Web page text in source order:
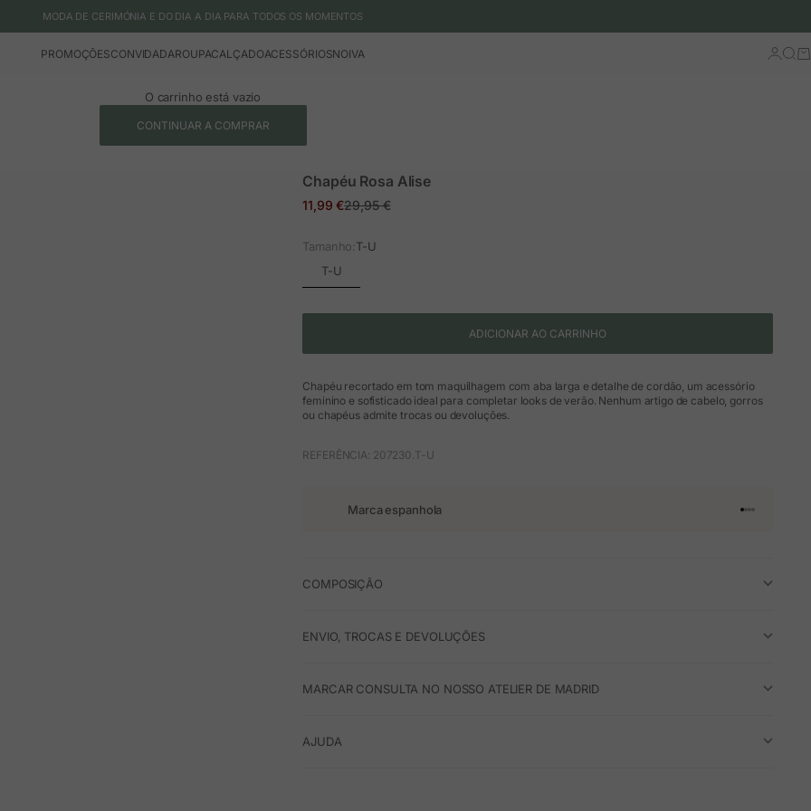
MODA DE CERIMÓNIA E DO DIA A DIA PARA TODOS OS MOMENTOS
PROMOÇÕESCONVIDADAROUPACALÇADOACESSÓRIOSNOIVA Iniciar
O carrinho está vazio
CONTINUAR A COMPRAR
Chapéu Rosa Alise
Preço em promoção
11,99 €Preço normal
29,95 €
Tamanho:T-U
T-U
ADICIONAR AO CARRINHO
Chapéu recortado em tom maquilhagem com aba larga e detalhe de cordão, um acessório
feminino e sofisticado ideal para completar looks de verão. Nenhum artigo de cabelo, gorros
ou chapéus admite trocas ou devoluções.
REFERÊNCIA: 207230.T-U
Marca espanhola Ir para o
Ir para o
Ir para o
Ir para o
COMPOSIÇÃO
ENVIO, TROCAS E DEVOLUÇÕES
MARCAR CONSULTA NO NOSSO ATELIER DE MADRID
AJUDA